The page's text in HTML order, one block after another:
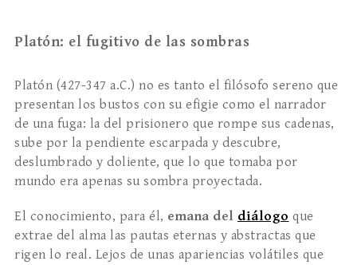
Platón: el fugitivo de las sombras
Platón (427-347 a.C.) no es tanto el filósofo sereno que
presentan los bustos con su efigie como el narrador
de una fuga: la del prisionero que rompe sus cadenas,
sube por la pendiente escarpada y descubre,
deslumbrado y doliente, que lo que tomaba por
mundo era apenas su sombra proyectada.
El conocimiento, para él, emana del diálogo que
extrae del alma las pautas eternas y abstractas que
rigen lo real. Lejos de unas apariencias volátiles que